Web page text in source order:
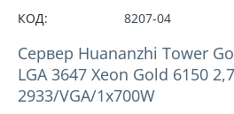
КОД: 8207-04
Cервер Huananzhi Tower
LGA 3647 Xeon Gold 6150
2933/VGA/1x700W